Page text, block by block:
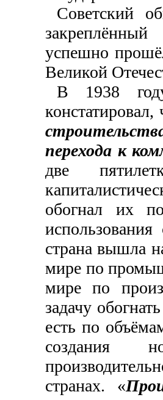
Советский
успешно
Великой
В 1938
перехода к
две
обогнал их
страна вышла
мире по
мире по
задачу
есть по
создания
странах. «